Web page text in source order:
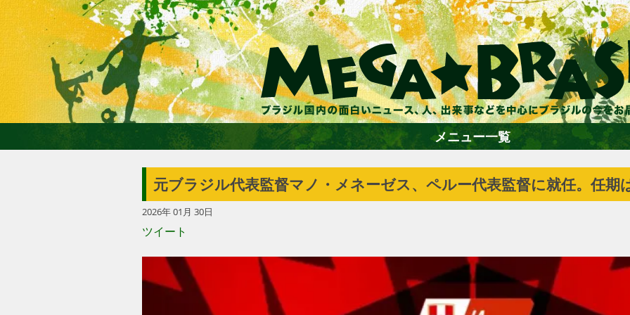
ホーム
エンターテイメント
グルメ
メニュー一覧
元ブラジル代表監督マノ・メネーゼス、ペルー代表監督に就任。任期
2026年 01月 30日
ツイート